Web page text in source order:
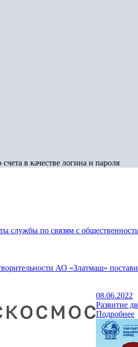
в качестве логина и пароля
службы по связям с
АО «Златмаш»
08.06.2022
Развитие
Подробнее